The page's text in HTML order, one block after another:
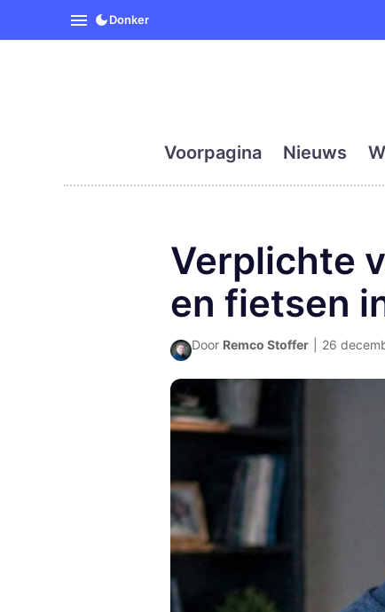
SpanjeVandaag is de
Donker
Voorpagina Nieuws
Verplichte
en fietsen
Door Remco Stoffer 26